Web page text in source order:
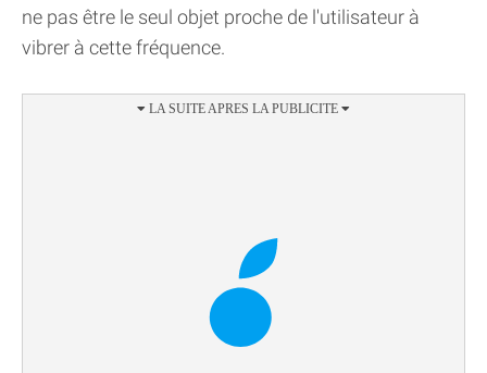
ne pas être le seul objet proche de l'utilisateur à
vibrer à cette fréquence.